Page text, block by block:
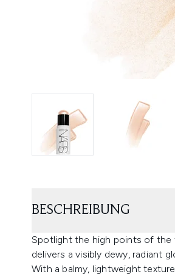
BESCHREIBUNG
Spotlight the high points of the
delivers a visibly dewy, radiant
With a balmy, lightweight